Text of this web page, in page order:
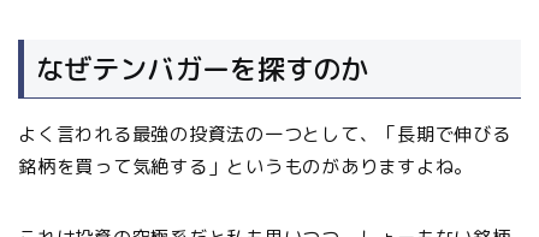
なぜテンバガーを探すのか
よく言われる最強の投資法の一つとして、「長期で伸びる
銘柄を買って気絶する」というものがありますよね。